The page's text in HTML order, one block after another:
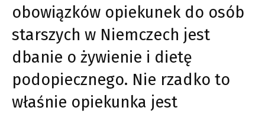
obowiązków opiekunek do osób
starszych w Niemczech jest
dbanie o żywienie i dietę
podopiecznego. Nie rzadko to
właśnie opiekunka jest